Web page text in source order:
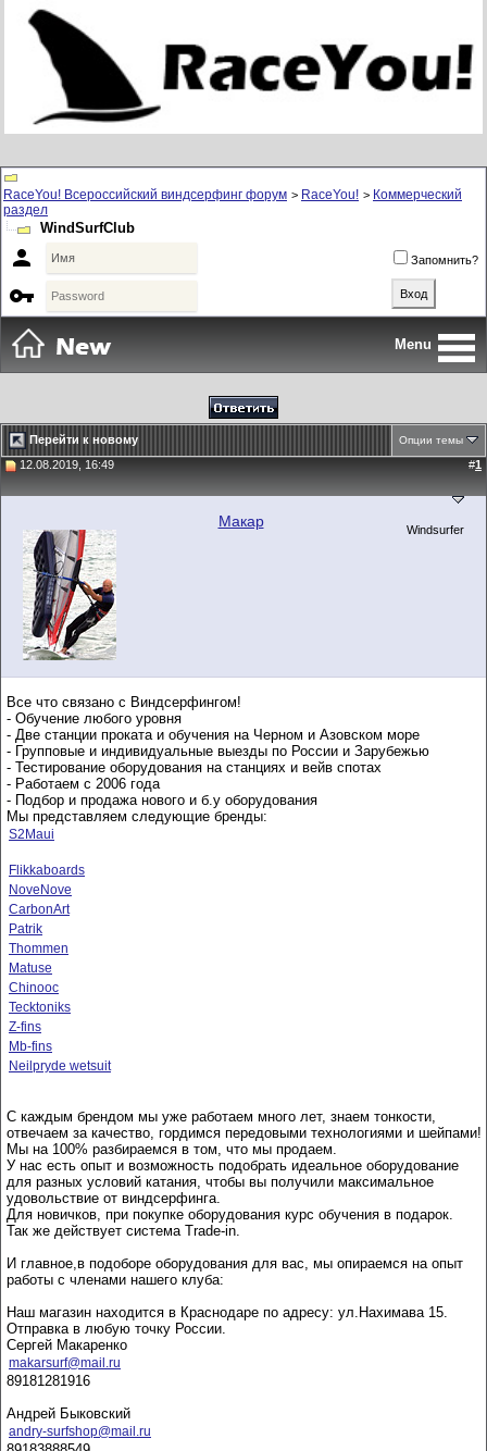
RaceYou! Всероссийский виндсерфинг форум > RaceYou! > Коммерческий
раздел
WindSurfClub
 Запомнить?

Menu
Перейти к новому Опции темы
12.08.2019, 16:49 #1
Макар Windsurfer
Все что связано с Виндсерфингом!
- Обучение любого уровня
- Две станции проката и обучения на Черном и Азовском море
- Групповые и индивидуальные выезды по России и Зарубежью
- Тестирование оборудования на станциях и вейв спотах
- Работаем с 2006 года
- Подбор и продажа нового и б.у оборудования
Мы представляем следующие бренды:
S2Maui
Flikkaboards
NoveNove
CarbonArt
Patrik
Thommen
Matuse
Chinooc
Tecktoniks
Z-fins
Mb-fins
Neilpryde wetsuit
С каждым брендом мы уже работаем много лет, знаем тонкости,
отвечаем за качество, гордимся передовыми технологиями и шейпами!
Мы на 100% разбираемся в том, что мы продаем.
У нас есть опыт и возможность подобрать идеальное оборудование
для разных условий катания, чтобы вы получили максимальное
удовольствие от виндсерфинга.
Для новичков, при покупке оборудования курс обучения в подарок.
Так же действует система Trade-in.
И главное,в подоборе оборудования для вас, мы опираемся на опыт
работы с членами нашего клуба:
Наш магазин находится в Краснодаре по адресу: ул.Нахимава 15.
Отправка в любую точку России.
Сергей Макаренко
makarsurf@mail.ru
89181281916
Андрей Быковский
andry-surfshop@mail.ru